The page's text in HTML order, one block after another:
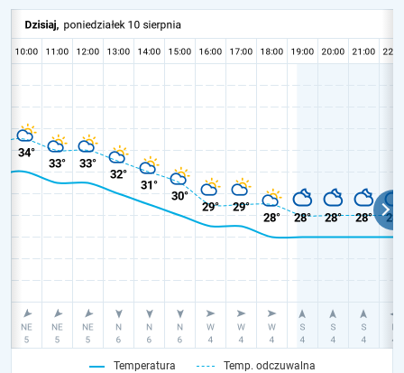
Temperatura Temp. odczuwalna